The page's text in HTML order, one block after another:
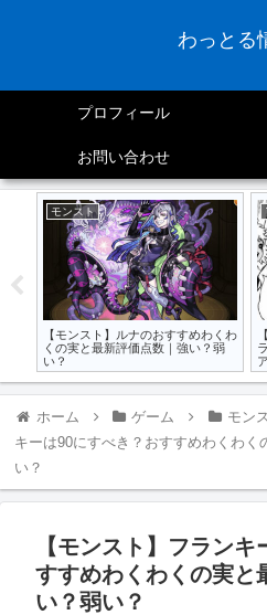
わっとる
プロフィール
お問い合わせ
モンスト
【モンスト】ルナのおすすめわくわ
くの実と最新評価点数｜強い？弱
い？
ホーム ゲーム モン
キーは90にすべき？おすすめわくわ
い？
【モンスト】フラン
すすめわくわくの実と
い？弱い？